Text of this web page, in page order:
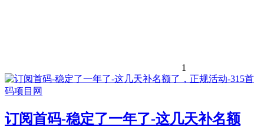
1
订阅首码-稳定了一年了-这几天补名额